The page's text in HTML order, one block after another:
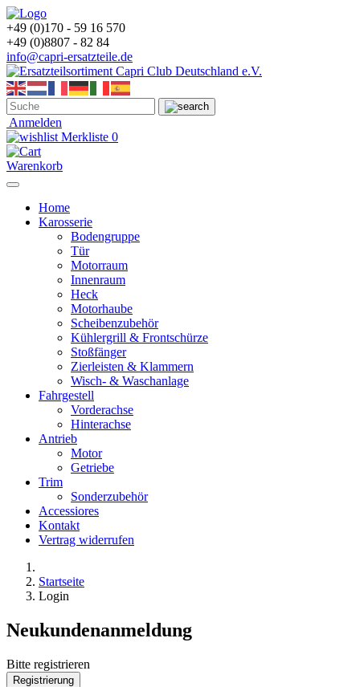
+49 (0)170 - 59 16 570
+49 (0)8807 - 82 84
info@capri-ersatzteile.de
Anmelden
Merkliste 0
Warenkorb
Home
Karosserie
Bodengruppe
Tür
Motorraum
Innenraum
Heck
Motorhaube
Scheibenzubehör
Kühlergrill & Frontschürze
Stoßfänger
Zierleisten & Klammern
Wisch- & Waschanlage
Fahrgestell
Vorderachse
Hinterachse
Antrieb
Motor
Getriebe
Trim
Sonderzubehör
Accessiores
Kontakt
Vertrag widerrufen
Startseite
Login
Neukundenanmeldung
Bitte registrieren